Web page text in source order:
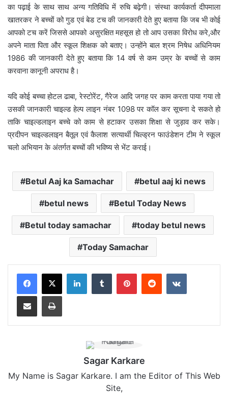
का पढ़ाई के साथ साथ अन्य गतिविधि में रुचि बढ़ेगी। संस्था कार्यकर्ता दीपमाला
खातरकर ने बच्चों को गुड एवं बेड टच की जानकारी देते हुए बताया कि जब भी कोई
आपको टच करें जिससे आपको असुरक्षित महसूस हो तो आप उसका विरोध करे,और
अपने माता पिता और स्कूल शिक्षक को बताए। उन्होंने बाल श्रम निषेध अधिनियम
1986 की जानकारी देते हुए बताया कि 14 वर्ष से कम उम्र के बच्चों से काम
करवाना कानूनी अपराध है।
यदि कोई बच्चा होटल ढाबा, रेस्टोरेंट, गैरेज आदि जगह पर काम करता पाया गया तो
उसकी जानकारी चाइल्ड हेल्प लाइन नंबर 1098 पर कॉल कर सूचना दे सकते हो
ताकि चाइल्डलाइन बच्चे को काम से हटाकर उसका शिक्षा से जुड़ाव कर सके।
प्रदीपन चाइल्डलाइन बैतूल एवं कैलाश सत्यार्थी चिल्ड्रन फाउंडेशन टीम ने स्कूल
चलो अभियान के अंतर्गत बच्चों की भविष्य से भेंट कराई।
Betul Aaj ka Samachar betul aaj ki news
betul news Betul Today News
Betul today samachar today betul news
Today Samachar
Sagar Karkare
My Name is Sagar Karkare. I am the Editor of This Web
Site,